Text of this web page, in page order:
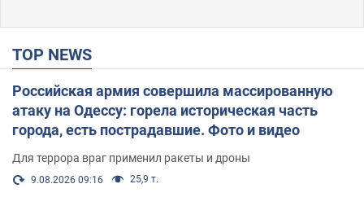
TOP NEWS
Российская армия совершила массированную
атаку на Одессу: горела историческая часть
города, есть пострадавшие. Фото и видео
Для террора враг применил ракеты и дроны
9.08.2026 09:16 25,9 т.